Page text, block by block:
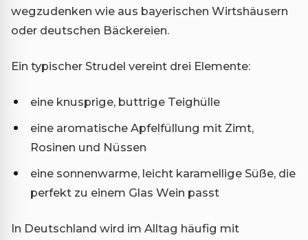
wegzudenken wie aus bayerischen Wirtshäusern
oder deutschen Bäckereien.
Ein typischer Strudel vereint drei Elemente:
eine knusprige, buttrige Teighülle
eine aromatische Apfelfüllung mit Zimt,
Rosinen und Nüssen
eine sonnenwarme, leicht karamellige Süße, die
perfekt zu einem Glas Wein passt
In Deutschland wird im Alltag häufig mit